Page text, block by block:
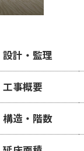
設計・監理
工事概要
構造・階数